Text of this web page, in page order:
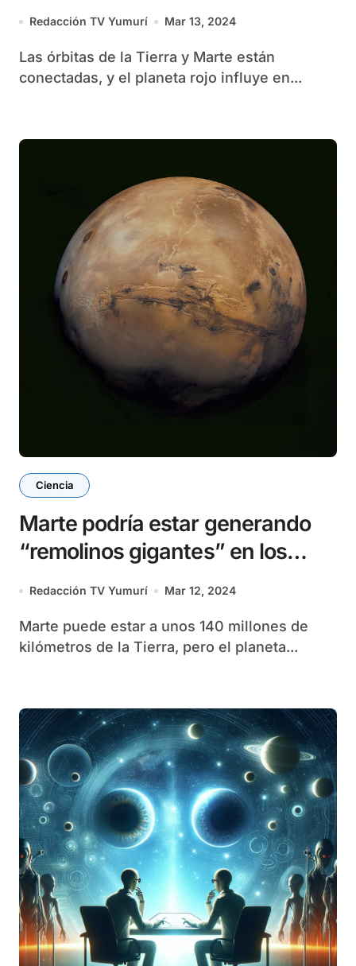
Redacción TV Yumurí Mar 13, 2024
Las órbitas de la Tierra y Marte están
conectadas, y el planeta rojo influye en...
Ciencia
Marte podría estar generando
“remolinos gigantes” en los
océanos profundos de la Tierra
Redacción TV Yumurí Mar 12, 2024
Marte puede estar a unos 140 millones de
kilómetros de la Tierra, pero el planeta...